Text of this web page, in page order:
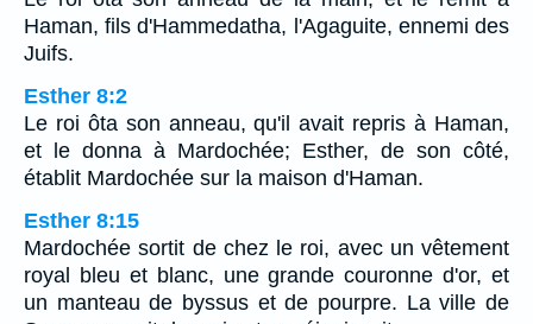
Haman, fils d'Hammedatha, l'Agaguite, ennemi des
Juifs.
Esther 8:2
Le roi ôta son anneau, qu'il avait repris à Haman,
et le donna à Mardochée; Esther, de son côté,
établit Mardochée sur la maison d'Haman.
Esther 8:15
Mardochée sortit de chez le roi, avec un vêtement
royal bleu et blanc, une grande couronne d'or, et
un manteau de byssus et de pourpre. La ville de